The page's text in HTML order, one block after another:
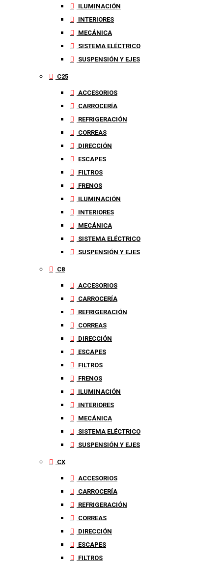
ILUMINACIÓN
INTERIORES
MECÁNICA
SISTEMA ELÉCTRICO
SUSPENSIÓN Y EJES
C25
ACCESORIOS
CARROCERÍA
REFRIGERACIÓN
CORREAS
DIRECCIÓN
ESCAPES
FILTROS
FRENOS
ILUMINACIÓN
INTERIORES
MECÁNICA
SISTEMA ELÉCTRICO
SUSPENSIÓN Y EJES
C8
ACCESORIOS
CARROCERÍA
REFRIGERACIÓN
CORREAS
DIRECCIÓN
ESCAPES
FILTROS
FRENOS
ILUMINACIÓN
INTERIORES
MECÁNICA
SISTEMA ELÉCTRICO
SUSPENSIÓN Y EJES
CX
ACCESORIOS
CARROCERÍA
REFRIGERACIÓN
CORREAS
DIRECCIÓN
ESCAPES
FILTROS